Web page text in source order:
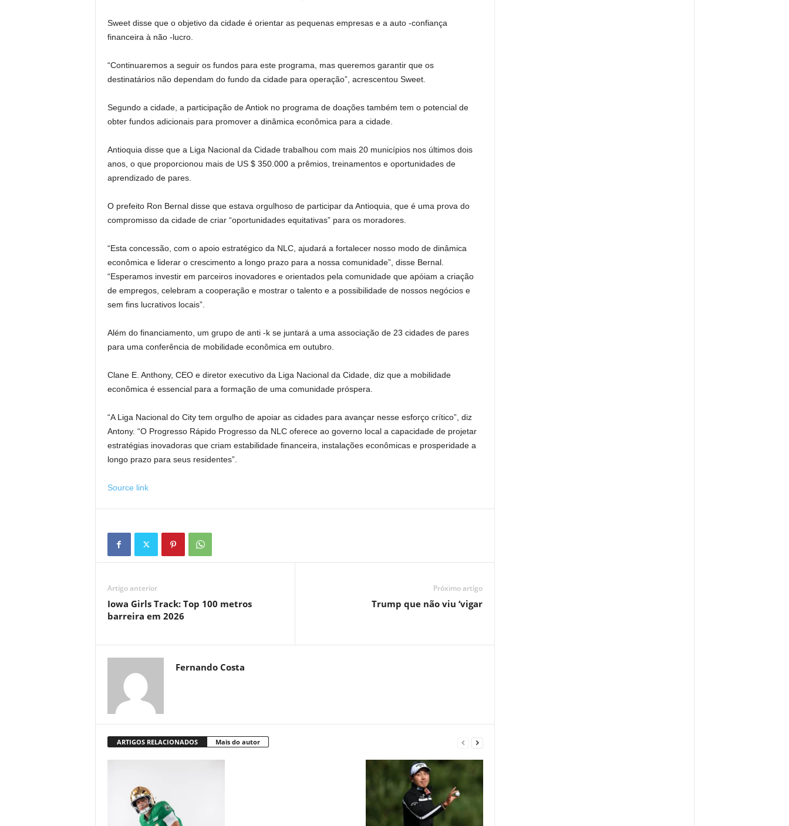
Sweet disse que o objetivo da cidade é orientar as pequenas empresas e a auto -confiança
financeira à não -lucro.
“Continuaremos a seguir os fundos para este programa, mas queremos garantir que os
destinatários não dependam do fundo da cidade para operação”, acrescentou Sweet.
Segundo a cidade, a participação de Antiok no programa de doações também tem o potencial de
obter fundos adicionais para promover a dinâmica econômica para a cidade.
Antioquia disse que a Liga Nacional da Cidade trabalhou com mais 20 municípios nos últimos dois
anos, o que proporcionou mais de US $ 350.000 a prêmios, treinamentos e oportunidades de
aprendizado de pares.
O prefeito Ron Bernal disse que estava orgulhoso de participar da Antioquia, que é uma prova do
compromisso da cidade de criar “oportunidades equitativas” para os moradores.
“Esta concessão, com o apoio estratégico da NLC, ajudará a fortalecer nosso modo de dinâmica
econômica e liderar o crescimento a longo prazo para a nossa comunidade”, disse Bernal.
“Esperamos investir em parceiros inovadores e orientados pela comunidade que apóiam a criação
de empregos, celebram a cooperação e mostrar o talento e a possibilidade de nossos negócios e
sem fins lucrativos locais”.
Além do financiamento, um grupo de anti -k se juntará a uma associação de 23 cidades de pares
para uma conferência de mobilidade econômica em outubro.
Clane E. Anthony, CEO e diretor executivo da Liga Nacional da Cidade, diz que a mobilidade
econômica é essencial para a formação de uma comunidade próspera.
“A Liga Nacional do City tem orgulho de apoiar as cidades para avançar nesse esforço crítico”, diz
Antony. “O Progresso Rápido Progresso da NLC oferece ao governo local a capacidade de projetar
estratégias inovadoras que criam estabilidade financeira, instalações econômicas e prosperidade a
longo prazo para seus residentes”.
Source link
Artigo anterior
Iowa Girls Track: Top 100 metros
barreira em 2026
Próximo artigo
Trump que não viu ‘vigar
Fernando Costa
ARTIGOS RELACIONADOS Mais do autor